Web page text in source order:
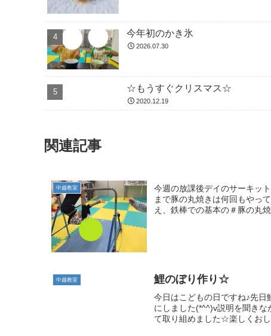
今年初のかき氷
2026.07.30
☆もうすぐクリスマス☆
2020.12.19
関連記事
中越教室
今週の放課後デイのサーキッ
まで豚の丸焼きは何回もやっ
え、鉄棒での基本の＃豚の丸
中越教室 鯉のぼり作り☆
今日はこどもの日ですね♪先日
にしました(*^^)v説明を聞き
て取り組めました☆楽しくお